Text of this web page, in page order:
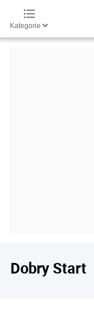
Kategorie
Dobry Start